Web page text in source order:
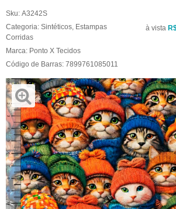
Sku: A3242S
Categoria: Sintéticos, Estampas
Corridas
Marca: Ponto X Tecidos
Código de Barras: 7899761085011
à vista